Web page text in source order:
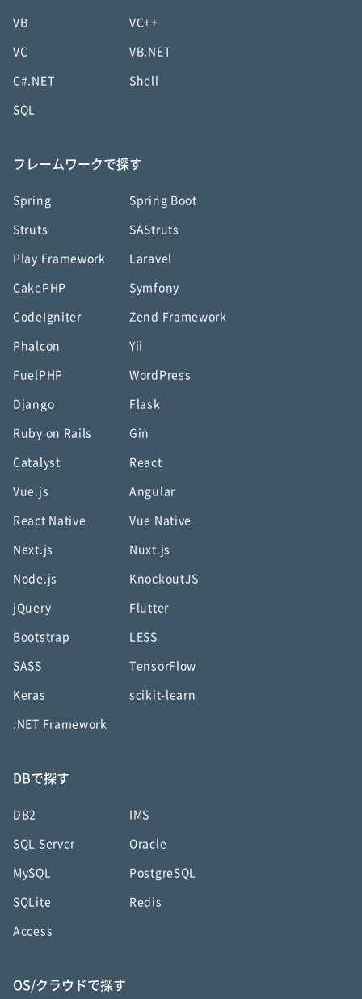
VB VC++
VC VB.NET
C#.NET Shell
SQL
フレームワークで探す
Spring Spring Boot
Struts SAStruts
Play Framework Laravel
CakePHP Symfony
CodeIgniter Zend Framework
Phalcon Yii
FuelPHP WordPress
Django Flask
Ruby on Rails Gin
Catalyst React
Vue.js Angular
React Native Vue Native
Next.js Nuxt.js
Node.js KnockoutJS
jQuery Flutter
Bootstrap LESS
SASS TensorFlow
Keras scikit-learn
.NET Framework
DBで探す
DB2 IMS
SQL Server Oracle
MySQL PostgreSQL
SQLite Redis
Access
OS/クラウドで探す